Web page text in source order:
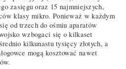
zasięgu oraz 15 najmniejszych,
klasy mikro. Ponieważ w każdym
od trzech do ośmiu aparatów
wzbogaci się o kilkaset
kilkunastu tysięcy złotych, a
mogą kosztować nawet